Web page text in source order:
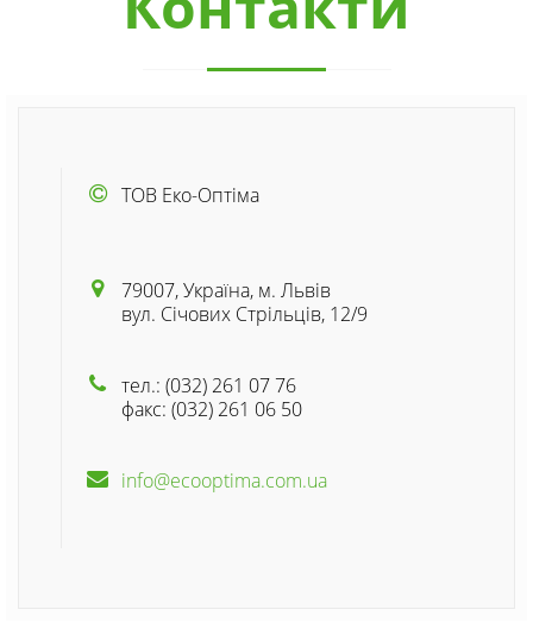
ТОВ Еко-Оптіма
79007, Україна, м. Львів
вул. Січових Стрільців, 12/9
тел.: (032) 261 07 76
факс: (032) 261 06 50
info@ecooptima.com.ua